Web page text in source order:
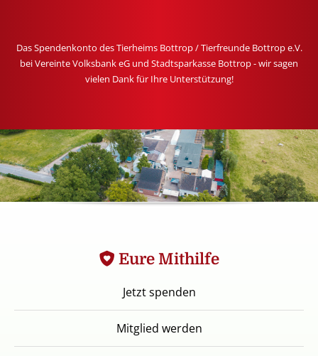
Das Spendenkonto des Tierheims Bottrop / Tierfreunde Bottrop e.V.
bei Vereinte Volksbank eG und Stadtsparkasse Bottrop - wir sagen
vielen Dank für Ihre Unterstützung!
Eure Mithilfe
Jetzt spenden
Mitglied werden